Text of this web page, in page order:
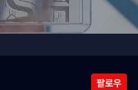
팔로우